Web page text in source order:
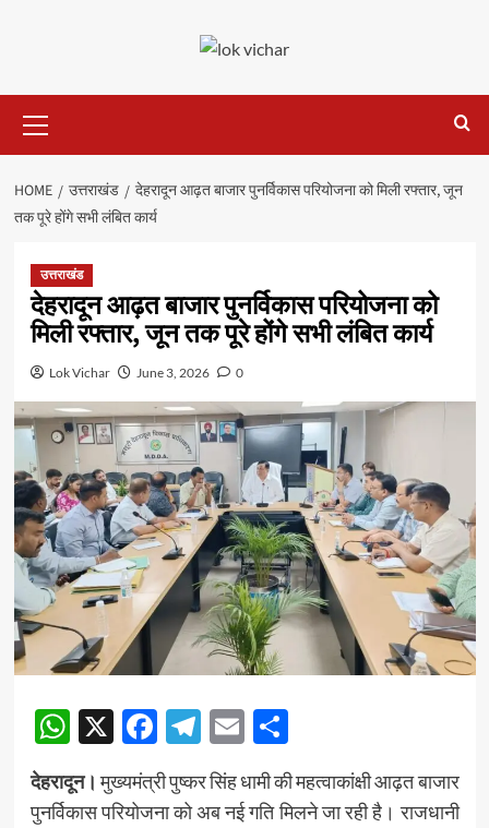
Menu
HOME उत्तराखंड
देहरादून आढ़त बाजार पुनर्विकास परियोजना को मिली रफ्तार, जून
तक पूरे होंगे सभी लंबित कार्य
उत्तराखंड
देहरादून आढ़त बाजार पुनर्विकास परियोजना को
मिली रफ्तार, जून तक पूरे होंगे सभी लंबित कार्य
Lok Vichar June 3, 2026 0
WhatsApp
X Facebook
Telegram
EmailShare
देहरादून। मुख्यमंत्री पुष्कर सिंह धामी की महत्वाकांक्षी आढ़त बाजार
पुनर्विकास परियोजना को अब नई गति मिलने जा रही है। राजधानी